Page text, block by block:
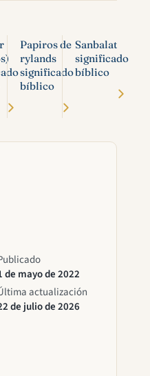
Papiros de
rylands
significado
bíblico
Sanbalat
significado
bíblico
de mayo de 2022
actualización
de julio de 2026